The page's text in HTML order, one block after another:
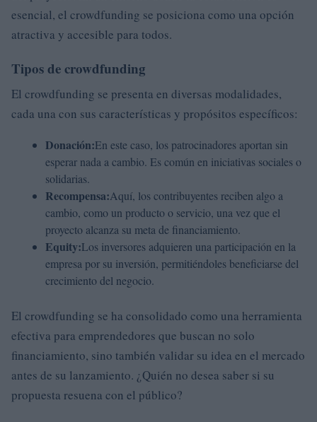
esencial, el crowdfunding se posiciona como una opción
atractiva y accesible para todos.
Tipos de crowdfunding
El crowdfunding se presenta en diversas modalidades,
cada una con sus características y propósitos específicos:
Donación:En este caso, los patrocinadores aportan sin
esperar nada a cambio. Es común en iniciativas sociales o
solidarias.
Recompensa:Aquí, los contribuyentes reciben algo a
cambio, como un producto o servicio, una vez que el
proyecto alcanza su meta de financiamiento.
Equity:Los inversores adquieren una participación en la
empresa por su inversión, permitiéndoles beneficiarse del
crecimiento del negocio.
El crowdfunding se ha consolidado como una herramienta
efectiva para emprendedores que buscan no solo
financiamiento, sino también validar su idea en el mercado
antes de su lanzamiento. ¿Quién no desea saber si su
propuesta resuena con el público?